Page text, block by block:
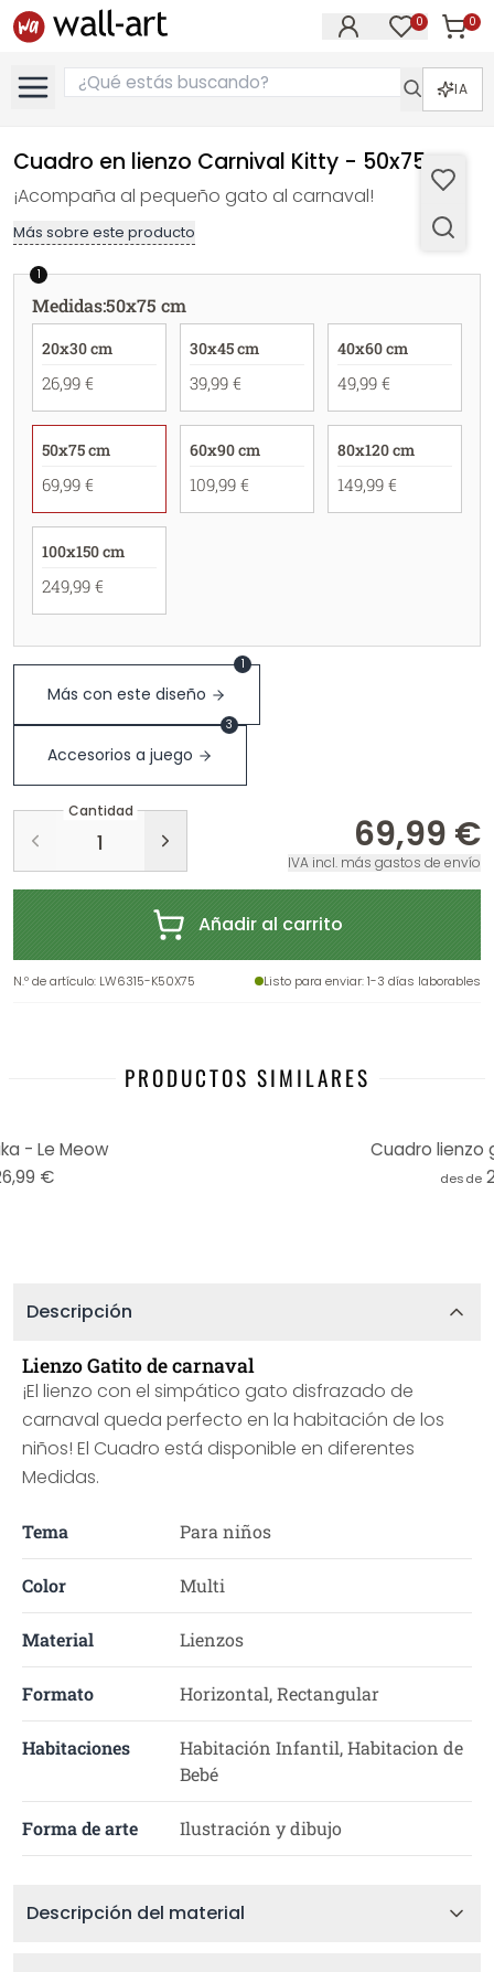
0 0
IA
Cuadro en lienzo Carnival Kitty - 50x75 cm
¡Acompaña al pequeño gato al carnaval!
Más sobre este producto
1
Medidas:50x75 cm
20x30 cm
26,99 €
30x45 cm
39,99 €
40x60 cm
49,99 €
50x75 cm
69,99 €
60x90 cm
109,99 €
80x120 cm
149,99 €
100x150 cm
249,99 €
Más con este diseño
1
Accesorios a juego
3
Cantidad
69,99 €
IVA incl. más gastos de envío
Añadir al carrito
N.º de artículo: LW6315-K50X75 Listo para enviar: 1-3 días laborables
PRODUCTOS SIMILARES
- Le Meow
€
Cuadro lienzo
desde
Descripción
Lienzo Gatito de carnaval
¡El lienzo con el simpático gato disfrazado de
carnaval queda perfecto en la habitación de los
niños! El Cuadro está disponible en diferentes
Medidas.
Tema Para niños
Color Multi
Material Lienzos
Formato Horizontal, Rectangular
Habitaciones
Habitación Infantil, Habitacion de
Bebé
Forma de arte Ilustración y dibujo
Descripción del material